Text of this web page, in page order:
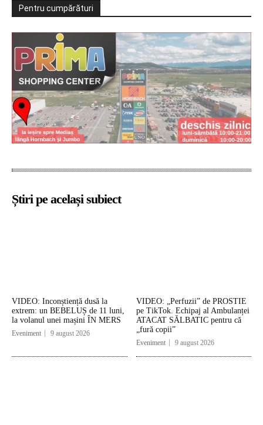
Pentru cumpărături
Știri pe același subiect
VIDEO: Inconștiență dusă la
extrem: un BEBELUȘ de 11 luni,
la volanul unei mașini ÎN MERS
Eveniment 9 august 2026
VIDEO: „Perfuzii” de PROSTIE
pe TikTok. Echipaj al Ambulanței
ATACAT SĂLBATIC pentru că
„fură copii”
Eveniment 9 august 2026